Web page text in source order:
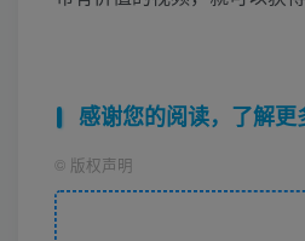
感谢您的阅读，了解更
© 版权声明